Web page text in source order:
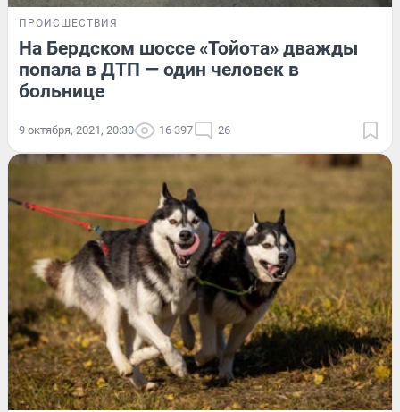
ПРОИСШЕСТВИЯ
На Бердском шоссе «Тойота» дважды
попала в ДТП — один человек в
больнице
9 октября, 2021, 20:30 16 397 26